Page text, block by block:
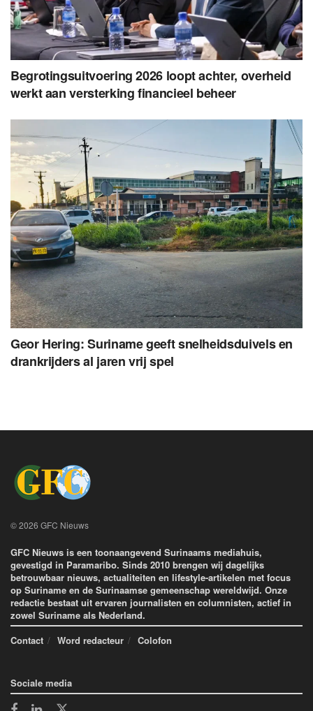
Begrotingsuitvoering 2026 loopt achter, overheid
werkt aan versterking financieel beheer
Geor Hering: Suriname geeft snelheidsduivels en
drankrijders al jaren vrij spel
© 2026 GFC Nieuws
GFC Nieuws is een toonaangevend Surinaams mediahuis,
gevestigd in Paramaribo. Sinds 2010 brengen wij dagelijks
betrouwbaar nieuws, actualiteiten en lifestyle-artikelen met focus
op Suriname en de Surinaamse gemeenschap wereldwijd. Onze
redactie bestaat uit ervaren journalisten en columnisten, actief in
zowel Suriname als Nederland.
Contact
Word redacteur Colofon
Sociale media